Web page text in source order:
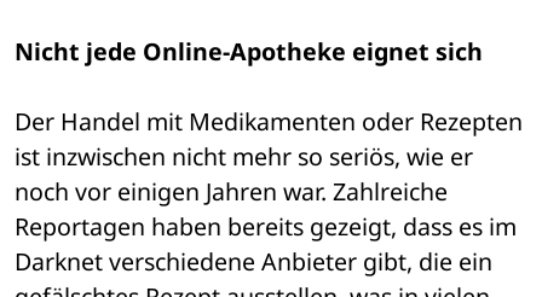
Nicht jede Online-Apotheke eignet sich
Der Handel mit Medikamenten oder Rezepten
ist inzwischen nicht mehr so seriös, wie er
noch vor einigen Jahren war. Zahlreiche
Reportagen haben bereits gezeigt, dass es im
Darknet verschiedene Anbieter gibt, die ein